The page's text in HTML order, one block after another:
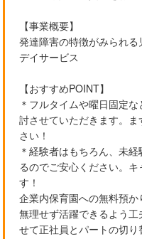
【事業概要】
発達障害の特徴がみられ
デイサービス
【おすすめPOINT】
＊フルタイムや曜日固定
討させていただきます。
さい！
＊経験者はもちろん、未
るのでご安心ください。
す！
企業内保育園への無料預
無理せず活躍できるよう
せて正社員とパートの切